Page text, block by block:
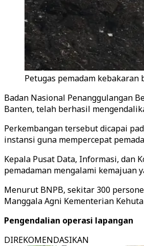
Petugas pemadam kebakaran
Badan Nasional Penanggulangan
Banten, telah berhasil
Perkembangan tersebut dicapai
instansi guna mempercepat
Kepala Pusat Data, Informasi, dan
pemadaman mengalami kemajuan
Menurut BNPB, sekitar 300
Manggala Agni Kementerian
Pengendalian operasi lapangan
DIREKOMENDASIKAN